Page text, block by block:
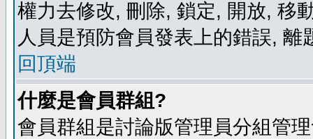
權力去修改, 刪除, 鎖定, 開放, 移
人員是預防會員發表上的錯誤, 離
回頂端
什麼是會員群組?
會員群組是討論版管理員分組管